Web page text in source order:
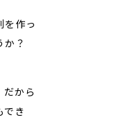
を作っ
か？
から
でき